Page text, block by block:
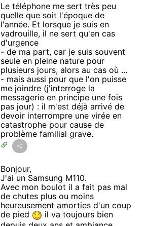
Le téléphone me sert très peu
quelle que soit l'époque de
l'année. Et lorsque je suis en
vadrouille, il ne sert qu'en cas
d'urgence
- de ma part, car je suis souvent
seule en pleine nature pour
plusieurs jours, alors au cas où ...
- mais aussi pour que l'on puisse
me joindre (j'interroge la
messagerie en principe une fois
pas jour) : il m'est déjà arrivé de
devoir interrompre une virée en
catastrophe pour cause de
problème familial grave.
Bonjour,
J'ai un Samsung M110.
Avec mon boulot il a fait pas mal
de chutes plus ou moins
heureusement amorties d'un coup
de pied
il va toujours bien